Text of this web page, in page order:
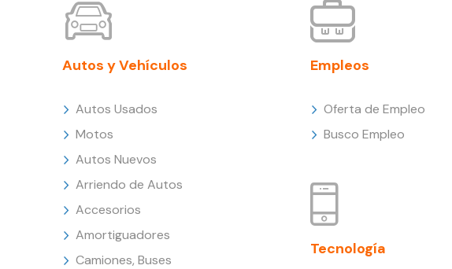
Autos y Vehículos
Autos Usados
Motos
Autos Nuevos
Arriendo de Autos
Accesorios
Amortiguadores
Camiones, Buses
Empleos
Oferta de Empleo
Busco Empleo
Tecnología